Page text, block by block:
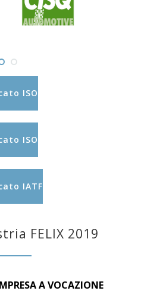
ISO
ISO
IATF
FELIX 2019
A VOCAZIONE